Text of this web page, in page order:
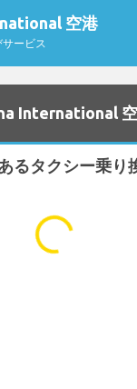
空港
ービス
International
るタクシー乗り
...